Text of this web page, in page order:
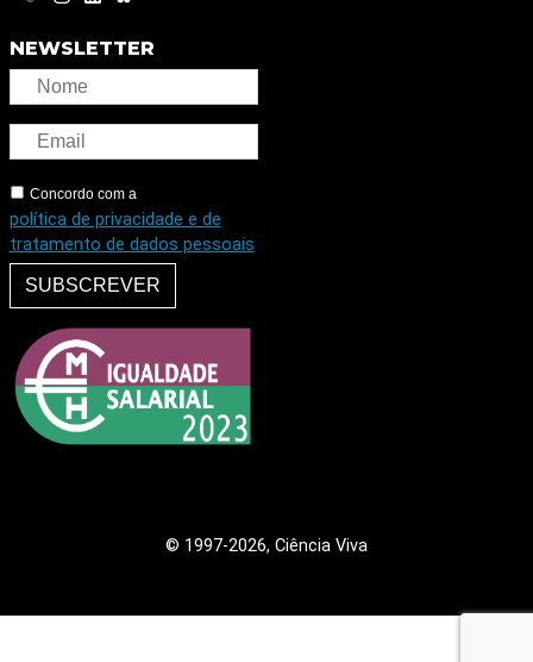
NEWSLETTER
Concordo com a
política de privacidade e de
tratamento de dados pessoais
SUBSCREVER
© 1997-2026, Ciência Viva